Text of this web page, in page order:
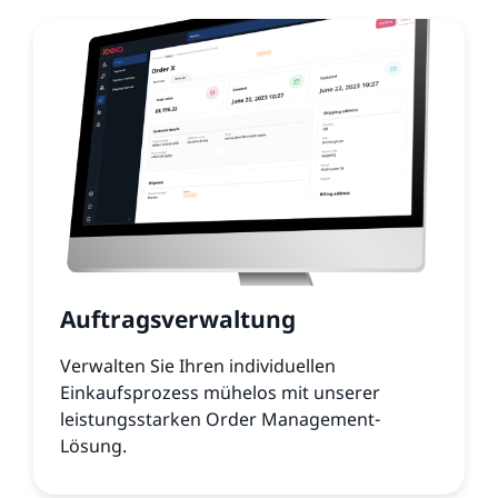
Auftragsverwaltung
Verwalten Sie Ihren individuellen
Einkaufsprozess mühelos mit unserer
leistungsstarken Order Management-
Lösung.